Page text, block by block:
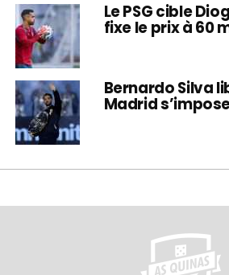
Le PSG cible
fixe le prix à 60
Bernardo Silva
Madrid